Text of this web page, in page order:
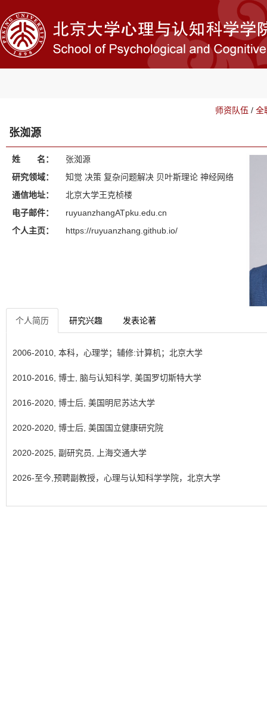
师资队伍 / 全
张洳源
姓 名：
张洳源
研究领域：
知觉 决策 复杂问题解决 贝叶斯理论 神经网络
通信地址：
北京大学王克桢楼
电子邮件：
ruyuanzhangATpku.edu.cn
个人主页：
https://ruyuanzhang.github.io/
个人简历 研究兴趣 发表论著
2006-2010, 本科，心理学；辅修:计算机；北京大学
2010-2016, 博士, 脑与认知科学, 美国罗切斯特大学
2016-2020, 博士后, 美国明尼苏达大学
2020-2020, 博士后, 美国国立健康研究院
2020-2025, 副研究员, 上海交通大学
2026-至今,预聘副教授，心理与认知科学学院，北京大学